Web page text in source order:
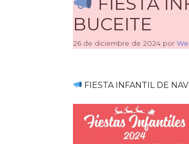
BUCEITE
26 de diciembre de 2024 por
FIESTA INFANTIL DE